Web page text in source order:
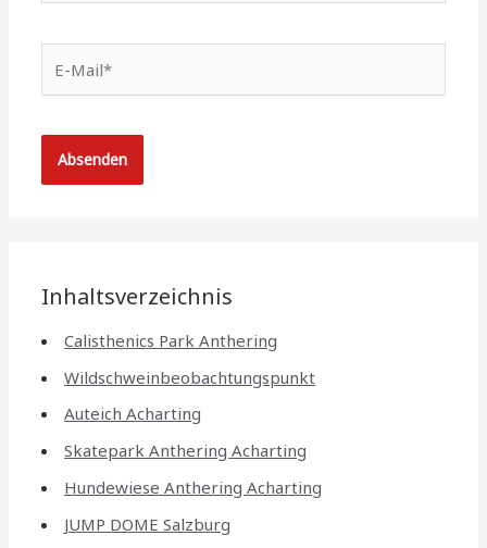
Mail*
Inhaltsverzeichnis
Calisthenics Park Anthering
Wildschweinbeobachtungspunkt
Auteich Acharting
Skatepark Anthering Acharting
Hundewiese Anthering Acharting
JUMP DOME Salzburg